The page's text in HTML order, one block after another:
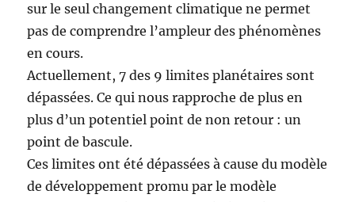
sur le seul changement climatique ne permet
pas de comprendre l’ampleur des phénomènes
en cours.
Actuellement, 7 des 9 limites planétaires sont
dépassées. Ce qui nous rapproche de plus en
plus d’un potentiel point de non retour : un
point de bascule.
Ces limites ont été dépassées à cause du modèle
de développement promu par le modèle